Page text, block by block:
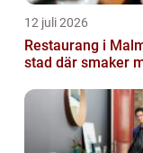
12 juli 2026
Restaurang i
stad där smaker